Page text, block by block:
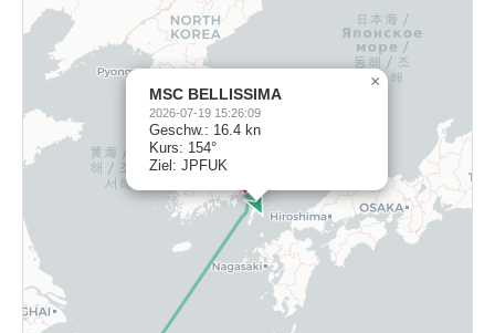
MSC BELLISSIMA
2026-07-19 15:26:09
Geschw.: 16.4 kn
Kurs: 154°
Ziel: JPFUK
×